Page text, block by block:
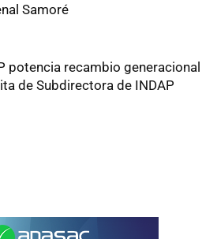
Samoré
potencia recambio generacional
de Subdirectora de INDAP